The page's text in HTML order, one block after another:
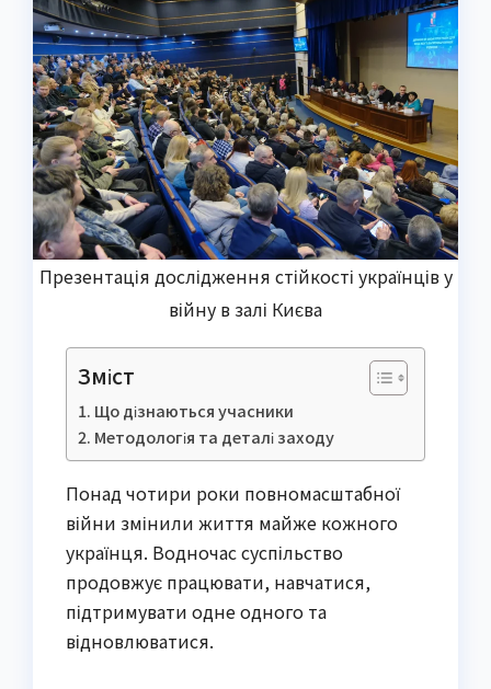
Презентація дослідження стійкості українців у
війну в залі Києва
Зміст
Що дізнаються учасники
Методологія та деталі заходу
Понад чотири роки повномасштабної
війни змінили життя майже кожного
українця. Водночас суспільство
продовжує працювати, навчатися,
підтримувати одне одного та
відновлюватися.